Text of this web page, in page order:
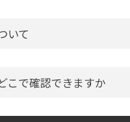
いて
こで確認できますか